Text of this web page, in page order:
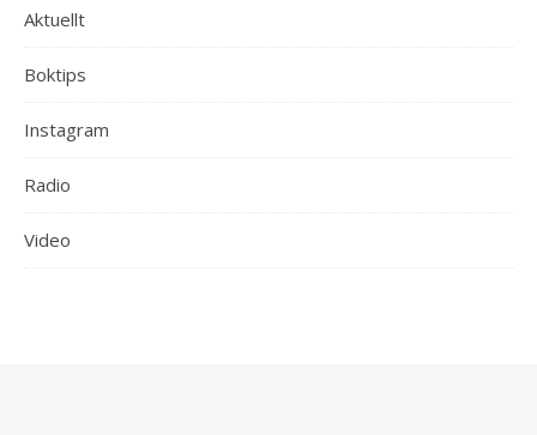
Aktuellt
Boktips
Instagram
Radio
Video